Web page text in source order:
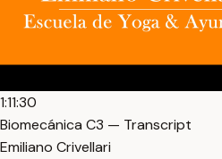
1:11:30
Biomecánica C3 — Transcript
Emiliano Crivellari